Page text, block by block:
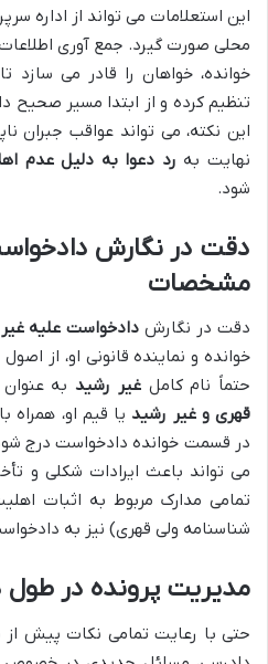
این استعلامات می تواند از اداره
محلی صورت گیرد. جمع آوری
خوانده، خواهان را قادر می سازد
تنظیم کرده و از ابتدا مسیر صحیح
این نکته، می تواند عواقب جبران
نهایت به رد دعوا به دلیل عدم
شود.
دقت در نگارش
مشخصات
دقت در نگارش دادخواست علیه
خوانده و نماینده قانونی او، از
حتماً نام کاملغیر رشید به
قهری و غیر رشیدیا قیم او، همراه
در قسمت خوانده دادخواست درج
می تواند باعث ایرادات شکلی و
تمامی مدارک مربوط به اثبات
شناسنامه ولی قهری) نیز به
مدیریت پرونده در طول
حتی با رعایت تمامی نکات پیش